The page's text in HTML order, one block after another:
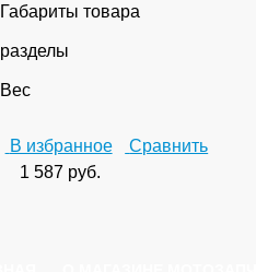
Габариты товара
разделы
Вес
В избранное
Сравнить
1 587 руб.